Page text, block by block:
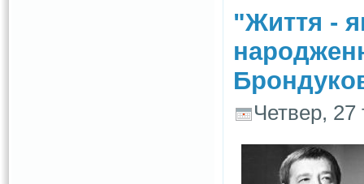
"Життя -
Четвер, 27